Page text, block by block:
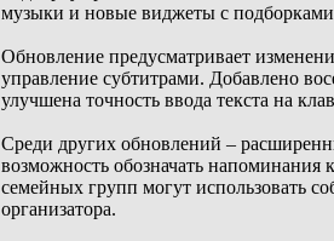
музыки и новые виджеты с
Обновление предусматривает
управление субтитрами. Добавлено
улучшена точность ввода текста на
Среди других обновлений –
возможность обозначать напоминания
семейных групп могут использовать
организатора.